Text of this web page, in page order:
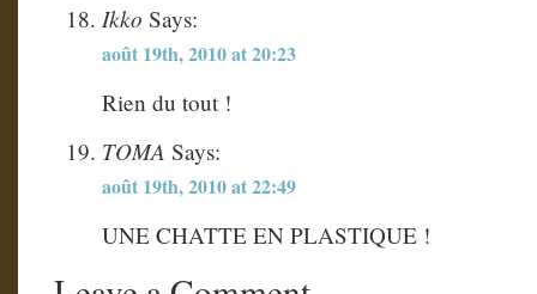
Ikko Says:
août 19th, 2010 at 20:23
Rien du tout !
TOMA Says:
août 19th, 2010 at 22:49
UNE CHATTE EN PLASTIQUE !